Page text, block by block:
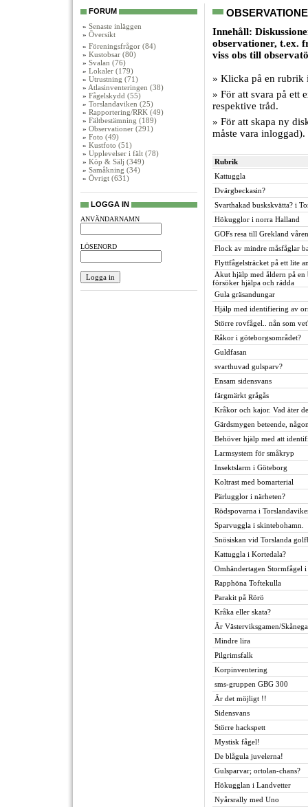
FORUM
» Senaste inläggen
» Översikt
» Föreningsfrågor (84)
» Kustobsar (80)
» Svalan (76)
» Lokaler (179)
» Utrustning (71)
» Atlasinventeringen (38)
» Fågelskydd (55)
» Torslandaviken (25)
» Rapportering/RRK (49)
» Fältbestämning (189)
» Observationer (291)
» Foto (49)
» Kustfoto (51)
» Upplevelser i fält (78)
» Köp & Sälj (349)
» Samåkning (34)
» Övrigt (631)
LOGGA IN
ANVÄNDARNAMN
LÖSENORD
Innehåll:
observationer, t.ex.
viss obs till
» Klicka på en rubrik
» För att svara på ett
respektive tråd.
» För att skapa ny
måste vara inloggad).
Rubrik
Kattuggla
Dvärgbeckasin?
Svarthakad buskskvätta? i
Hökugglor i norra Halland
GOFs resa till Grekland
Flock av mindre måsfåglar
Flyttfågelsträcket på ett lite
Akut hjälp med åldern på en
försöker hjälpa och rädda
Gula gräsandungar
Hjälp med identifiering av
Större rovfågel.. nån som
Råkor i göteborgsområdet?
Guldfasan
svarthuvad gulsparv?
Ensam sidensvans
färgmärkt grågås
Kråkor och kajor. Vad äter
Gärdsmygen beteende,
Behöver hjälp med att
Larmsystem för småkryp
Insektslarm i Göteborg
Koltrast med bomarterial
Pärlugglor i närheten?
Rödspovarna i
Sparvuggla i skintebohamn.
Snösiskan vid Torslanda
Kattuggla i Kortedala?
Omhändertagen Stormfågel
Rapphöna Toftekulla
Parakit på Rörö
Kråka eller skata?
Är Västerviksgamen/
Mindre lira
Pilgrimsfalk
Korpinventering
sms-gruppen GBG 300
Är det möjligt !!
Sidensvans
Större hackspett
Mystisk fågel!
De blågula juvelerna!
Gulsparvar; ortolan-chans?
Hökugglan i Landvetter
Nyårsrally med Uno